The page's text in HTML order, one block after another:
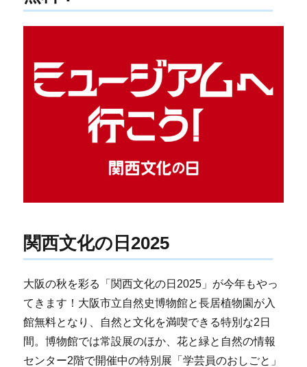
関西文化の日2025
大阪の秋を彩る「関西文化の日2025」が今年もやっ
てきます！大阪市立自然史博物館と長居植物園が入
館無料となり、自然と文化を満喫できる特別な2日
間。博物館では常設展のほか、花と緑と自然の情報
センター2階で開催中の特別展「学芸員のおしごと」